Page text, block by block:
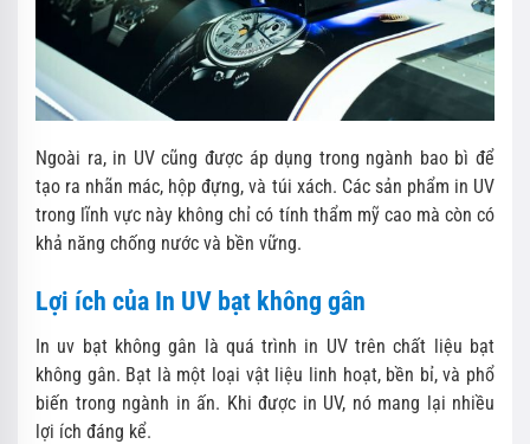
Ngoài ra, in UV cũng được áp dụng trong ngành bao bì để
tạo ra nhãn mác, hộp đựng, và túi xách. Các sản phẩm in UV
trong lĩnh vực này không chỉ có tính thẩm mỹ cao mà còn có
khả năng chống nước và bền vững.
Lợi ích của In UV bạt không gân
In uv bạt không gân là quá trình in UV trên chất liệu bạt
không gân. Bạt là một loại vật liệu linh hoạt, bền bỉ, và phổ
biến trong ngành in ấn. Khi được in UV, nó mang lại nhiều
lợi ích đáng kể.